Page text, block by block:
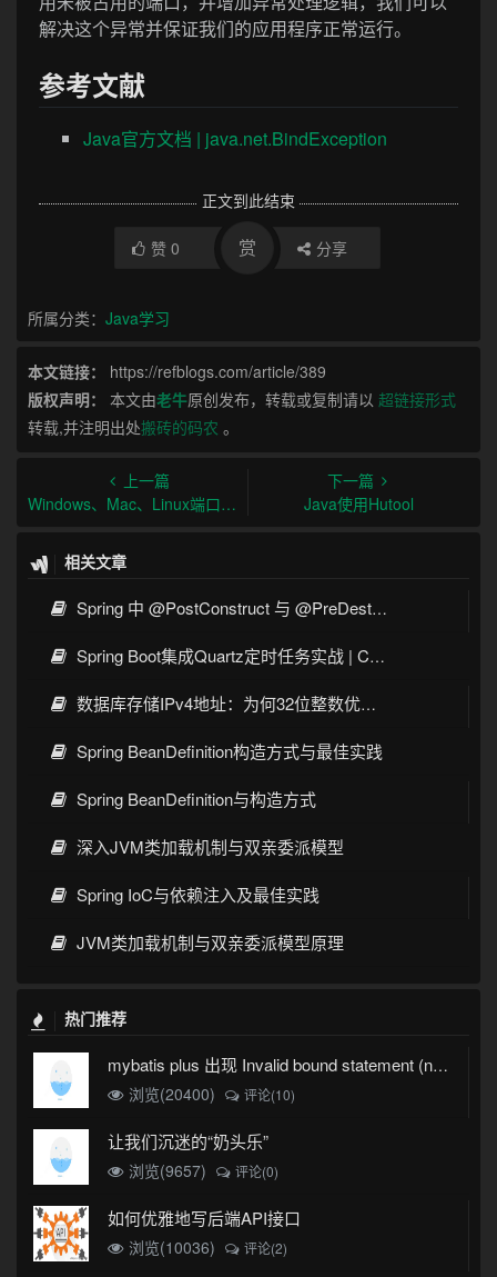
解决这个异常并保证我们的应用程序正常运行。
参考文献
Java官方文档 | java.net.BindException
正文到此结束
赞 0 赏 分享
所属分类： Java学习
本文链接：
https://refblogs.com/article/389
版权声明：
本文由老牛原创发布，转载或复制请以 超链接形式
转载,并注明出处搬砖的码农 。
上一篇
Windows、Mac、Linux端口占用解决
下一篇
Java使用Hutool
相关文章
Spring 中 @PostConstruct 与 @PreDestroy 的完整与实战
Spring Boot集成Quartz定时任务实战 | Cron表达式详解
数据库存储IPv4地址：为何32位整数优于字符串 | 性能分析
Spring BeanDefinition构造方式与最佳实践
Spring BeanDefinition与构造方式
深入JVM类加载机制与双亲委派模型
Spring IoC与依赖注入及最佳实践
JVM类加载机制与双亲委派模型原理
热门推荐
mybatis plus 出现 Invalid bound statement (not found)
浏览(20400)
评论(10)
让我们沉迷的“奶头乐”
浏览(9657) 评论(0)
如何优雅地写后端API接口
浏览(10036) 评论(2)